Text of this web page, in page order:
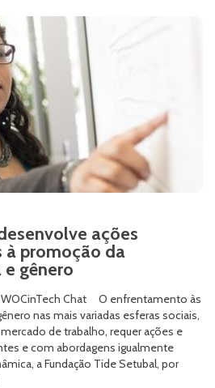
ações
à promoção da
gênero
WOCinTech Chat O enfrentamento às
nas mais variadas esferas sociais,
de trabalho, requer ações e
e com abordagens igualmente
a Fundação Tide Setubal, por